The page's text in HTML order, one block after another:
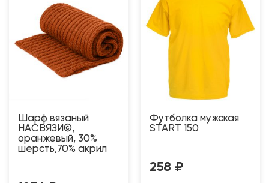
Шарф вязаный
НАСВЯЗИ©,
оранжевый, 30%
шерсть,70% акрил
Футболка мужская
START 150
258 ₽